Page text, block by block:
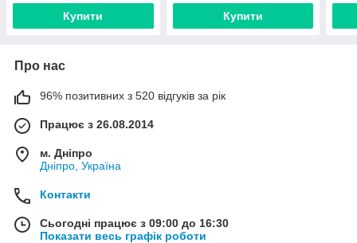
Купити Купити
Про нас
96% позитивних з 520 відгуків за рік
Працює з 26.08.2014
м. Дніпро
Дніпро, Україна
Контакти
Сьогодні працює з 09:00 до 16:30
Показати весь графік роботи